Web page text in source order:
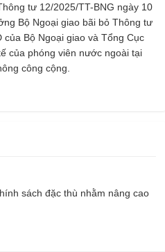
tư 12/2025/TT-BNG ngày 10
Bộ Ngoại giao bãi bỏ Thông tư
Bộ Ngoại giao và Tổng Cục
của phóng viên nước ngoài tại
công cộng.
sách đặc thù nhằm nâng cao